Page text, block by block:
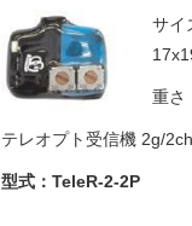
サイ
重さ
テレオプト受信機 2g/
型式：TeleR-2-2P